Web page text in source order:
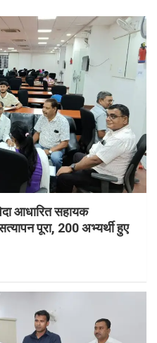
आधारित सहायक
पूरा, 200 अभ्यर्थी हुए